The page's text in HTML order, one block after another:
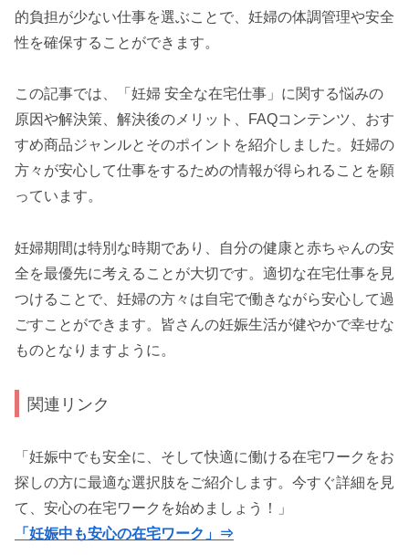
的負担が少ない仕事を選ぶことで、妊婦の体調管理や安全
性を確保することができます。
この記事では、「妊婦 安全な在宅仕事」に関する悩みの
原因や解決策、解決後のメリット、FAQコンテンツ、おす
すめ商品ジャンルとそのポイントを紹介しました。妊婦の
方々が安心して仕事をするための情報が得られることを願
っています。
妊婦期間は特別な時期であり、自分の健康と赤ちゃんの安
全を最優先に考えることが大切です。適切な在宅仕事を見
つけることで、妊婦の方々は自宅で働きながら安心して過
ごすことができます。皆さんの妊娠生活が健やかで幸せな
ものとなりますように。
関連リンク
「妊娠中でも安全に、そして快適に働ける在宅ワークをお
探しの方に最適な選択肢をご紹介します。今すぐ詳細を見
て、安心の在宅ワークを始めましょう！」
「妊娠中も安心の在宅ワーク」⇒